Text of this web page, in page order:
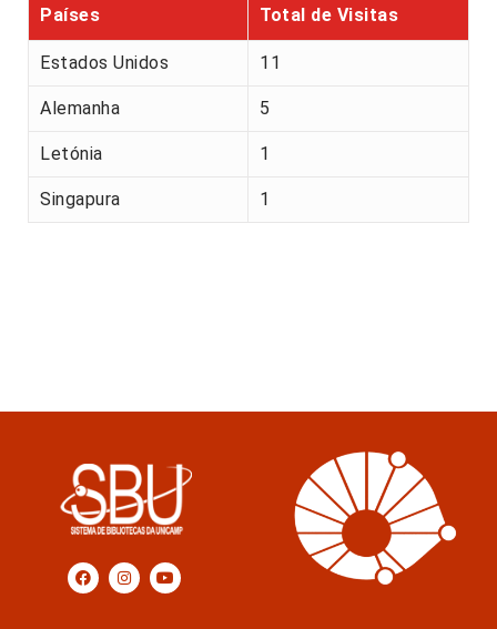
Países
Total de Visitas
Estados Unidos 11
Alemanha 5
Letónia 1
Singapura 1